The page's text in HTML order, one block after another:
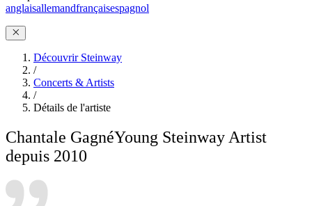
anglaisallemandfrançaisespagnol
Découvrir Steinway
/
Concerts & Artists
/
Détails de l'artiste
Chantale GagnéYoung Steinway Artist
depuis 2010